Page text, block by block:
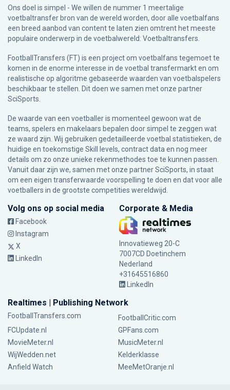
Ons doel is simpel - We willen de nummer 1 meertalige
voetbaltransfer bron van de wereld worden, door alle voetbalfans
een breed aanbod van content te laten zien omtrent het meeste
populaire onderwerp in de voetbalwereld: Voetbaltransfers.
FootballTransfers (FT) is een project om voetbalfans tegemoet te
komen in de enorme interesse in de voetbal transfermarkt en om
realistische op algoritme gebaseerde waarden van voetbalspelers
beschikbaar te stellen. Dit doen we samen met onze partner
SciSports
De waarde van een voetballer is momenteel gewoon wat de
teams, spelers en makelaars bepalen door simpel te zeggen wat
ze waard zijn. Wij gebruiken gedetailleerde voetbal statistieken, de
huidige en toekomstige Skill levels, contract data en nog meer
details om zo onze unieke rekenmethodes toe te kunnen passen.
Vanuit daar zijn we, samen met onze partner SciSports, in staat
om een eigen transferwaarde voorspelling te doen en dat voor alle
voetballers in de grootste competities wereldwijd.
Volg ons op social media
Facebook
Instagram
X
LinkedIn
Corporate & Media
Innovatieweg 20-C
7007CD Doetinchem
Nederland
+31645516860
LinkedIn
Realtimes | Publishing Network
FootballTransfers.com
FootballCritic.com
FCUpdate.nl
GPFans.com
MovieMeter.nl
MusicMeter.nl
WijWedden.net
Kelderklasse
Anfield Watch
MeeMetOranje.nl